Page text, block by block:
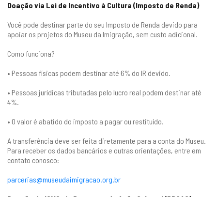
Doação via Lei de Incentivo à Cultura (Imposto de Renda)
Você pode destinar parte do seu Imposto de Renda devido para
apoiar os projetos do Museu da Imigração, sem custo adicional.
Como funciona?
• Pessoas físicas podem destinar até 6% do IR devido.
• Pessoas jurídicas tributadas pelo lucro real podem destinar até
4%.
• O valor é abatido do imposto a pagar ou restituído.
A transferência deve ser feita diretamente para a conta do Museu.
Para receber os dados bancários e outras orientações, entre em
contato conosco:
parcerias@museudaimigracao.org.br